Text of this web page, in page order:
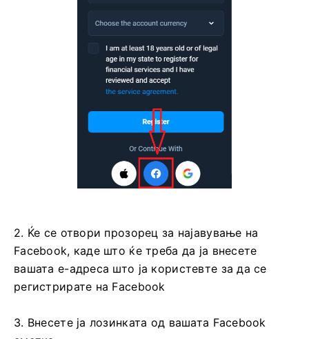
2. Ќе се отвори прозорец за најавување на
Facebook, каде што ќе треба да ја внесете
вашата е-адреса што ја користевте за да се
регистрирате на Facebook
3. Внесете ја лозинката од вашата Facebook